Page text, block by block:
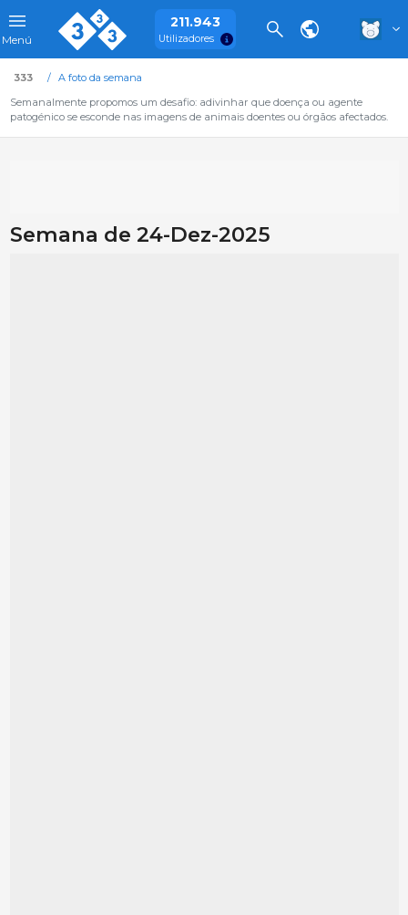
Menú
211.943
Utilizadores
333
A foto da semana
Semanalmente propomos um desafio: adivinhar que doença ou agente
patogénico se esconde nas imagens de animais doentes ou órgãos afectados.
Semana de 24-Dez-2025